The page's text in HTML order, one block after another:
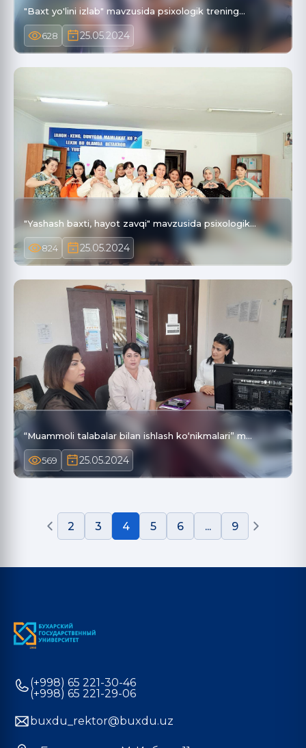
"Baxt yo'lini izlab" mavzusida psixologik trening…
628 25.05.2024
"Yashash baxti, hayot zavqi" mavzusida psixologik…
824 25.05.2024
“Muammoli talabalar bilan ishlash ko‘nikmalari” m…
569 25.05.2024
2 3 4 5 6 ... 9
(+998) 65 221-30-46
(+998) 65 221-29-06
buxdu_rektor@buxdu.uz